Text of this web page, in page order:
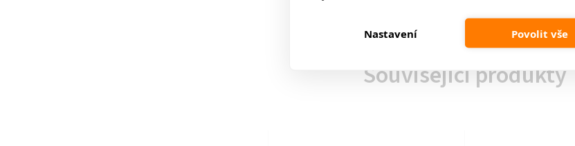
Nastavení Povolit vše
Související produkty